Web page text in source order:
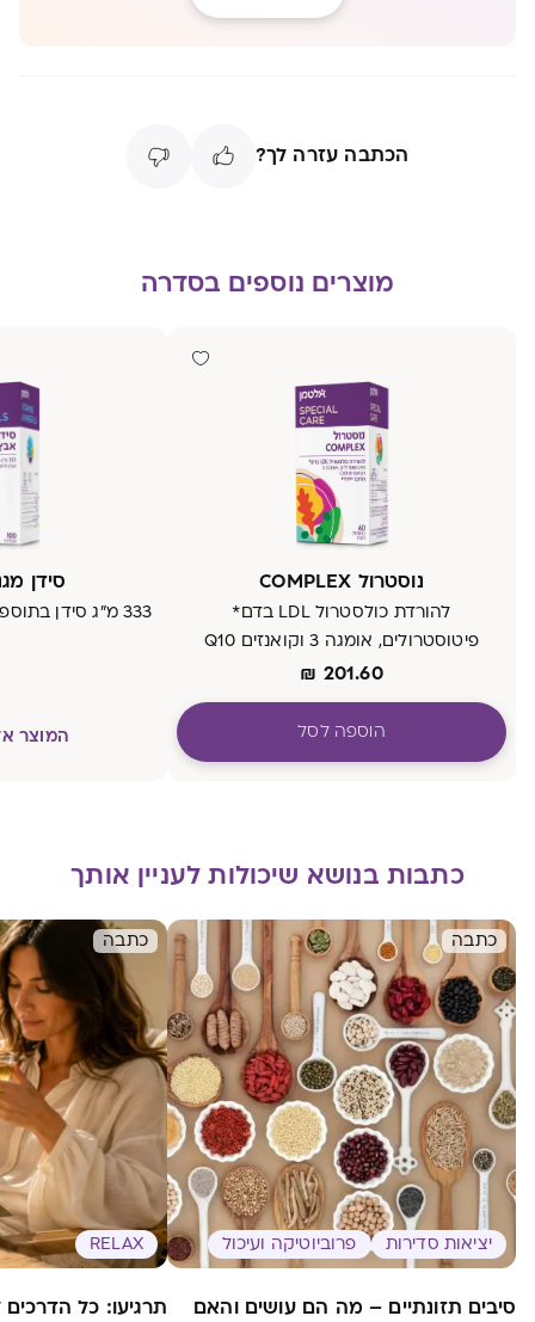
הכתבה עזרה לך?
מוצרים נוספים בסדרה
נוסטרול COMPLEX
להורדת כולסטרול LDL בדם*
פיטוסטרולים, אומגה 3 וקואנזים Q10
₪ 201.60
הוספה לסל
סידן
333 מ"ג סידן
המוצר
כתבות בנושא שיכולות לעניין אותך
כתבה
יציאות סדירות פרוביוטיקה ועיכול
סיבים תזונתיים – מה הם עושים והאם
כתבה
RELAX
תרגיעו: כל